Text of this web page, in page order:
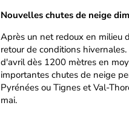
Nouvelles chutes de neige
Après un net redoux en milieu
retour de conditions
d'avril dès 1200 mètres en
importantes chutes de neige
Pyrénées ou Tignes et Val-
mai.